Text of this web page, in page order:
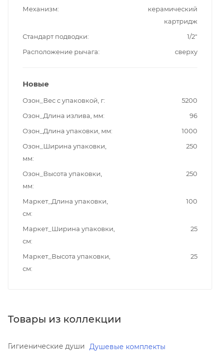
Механизм
керамический
картридж
Стандарт подводки
1/2"
Расположение рычага
сверху
Новые
Озон_Вес с упаковкой, г
5200
Озон_Длина излива, мм
96
Озон_Длина упаковки, мм
1000
Озон_Ширина упаковки,
мм
250
Озон_Высота упаковки,
мм
250
Маркет_Длина упаковки,
см
100
Маркет_Ширина упаковки,
см
25
Маркет_Высота упаковки,
см
25
Товары из коллекции
Гигиенические души Душевые комплекты